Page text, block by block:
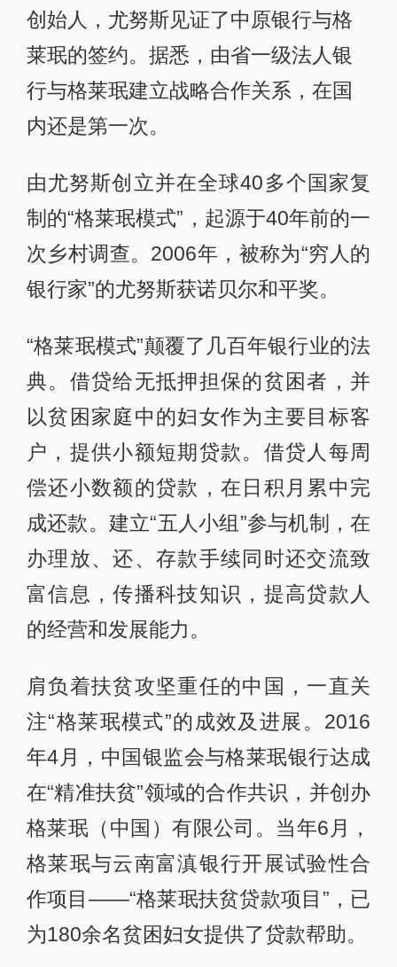
创始人，尤努斯见证了中原银行与格
莱珉的签约。据悉，由省一级法人银
行与格莱珉建立战略合作关系，在国
内还是第一次。
由尤努斯创立并在全球40多个国家复
制的“格莱珉模式”，起源于40年前的一
次乡村调查。2006年，被称为“穷人的
银行家”的尤努斯获诺贝尔和平奖。
“格莱珉模式”颠覆了几百年银行业的法
典。借贷给无抵押担保的贫困者，并
以贫困家庭中的妇女作为主要目标客
户，提供小额短期贷款。借贷人每周
偿还小数额的贷款，在日积月累中完
成还款。建立“五人小组”参与机制，在
办理放、还、存款手续同时还交流致
富信息，传播科技知识，提高贷款人
的经营和发展能力。
肩负着扶贫攻坚重任的中国，一直关
注“格莱珉模式”的成效及进展。2016
年4月，中国银监会与格莱珉银行达成
在“精准扶贫”领域的合作共识，并创办
格莱珉（中国）有限公司。当年6月，
格莱珉与云南富滇银行开展试验性合
作项目——“格莱珉扶贫贷款项目”，已
为180余名贫困妇女提供了贷款帮助。